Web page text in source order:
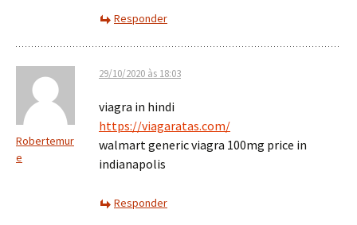
Responder
Robertemur
e
29/10/2020 às 18:03
viagra in hindi
https://viagaratas.com/
walmart generic viagra 100mg price in
indianapolis
Responder